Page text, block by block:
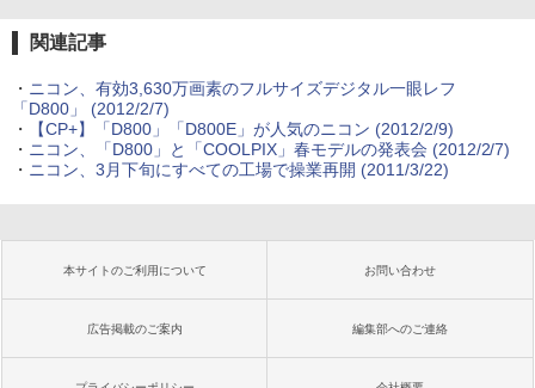
関連記事
・ ニコン、有効3,630万画素のフルサイズデジタル一眼レフ
「D800」 (2012/2/7)
・
【CP+】「D800」「D800E」が人気のニコン (2012/2/9)
・ ニコン、「D800」と「COOLPIX」春モデルの発表会 (2012/2/7)
・ ニコン、3月下旬にすべての工場で操業再開 (2011/3/22)
本サイトのご利用について お問い合わせ
広告掲載のご案内 編集部へのご連絡